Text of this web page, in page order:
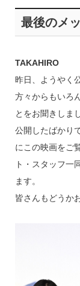
最後のメ
TAKAHIRO
昨日、ようやく
方々からもいろ
とをお聞きしま
公開したばかり
にこの映画をご
ト・スタッフ一
ます。
皆さんもどうか